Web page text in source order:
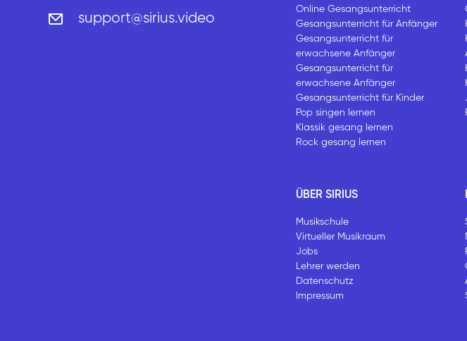
support@sirius.video
Online Gesangsunterricht
Gesangsunterricht für Anfänger
Gesangsunterricht für
erwachsene Anfänger
Gesangsunterricht für
erwachsene Anfänger
Gesangsunterricht für Kinder
Pop singen lernen
Klassik gesang lernen
Rock gesang lernen
ÜBER SIRIUS
Musikschule
Virtueller Musikraum
Jobs
Lehrer werden
Datenschutz
Impressum